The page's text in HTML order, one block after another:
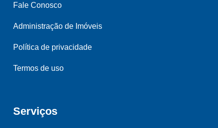
Fale Conosco
Administração de Imóveis
Política de privacidade
Termos de uso
Serviços